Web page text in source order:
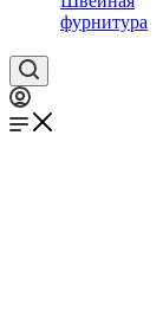
фурнитура